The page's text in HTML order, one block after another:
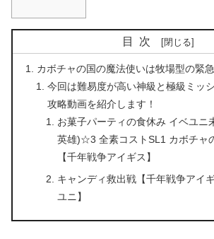
目次
カボチャの国の魔法使いは牧場型の緊
今回は難易度が高い神級と極級ミッ
攻略動画を紹介します！
お菓子パーティの食休み イベユニ
英雄)☆3 全素コストSL1 カボチャ
【千年戦争アイギス】
キャンディ救出戦【千年戦争アイ
ユニ】